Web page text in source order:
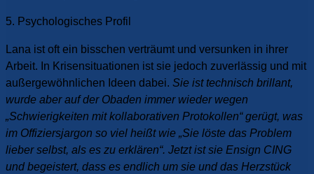
5. Psychologisches Profil
Lana ist oft ein bisschen verträumt und versunken in ihrer
Arbeit. In Krisensituationen ist sie jedoch zuverlässig und mit
außergewöhnlichen Ideen dabei. Sie ist technisch brillant,
wurde aber auf der Obaden immer wieder wegen
„Schwierigkeiten mit kollaborativen Protokollen“ gerügt, was
im Offiziersjargon so viel heißt wie „Sie löste das Problem
lieber selbst, als es zu erklären“. Jetzt ist sie Ensign CING
und begeistert, dass es endlich um sie und das Herzstück